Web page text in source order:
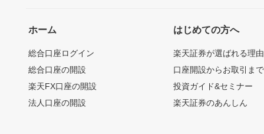
ホーム
総合口座ログイン
総合口座の開設
楽天FX口座の開設
法人口座の開設
はじめての方へ
楽天証券が選ばれる理由
口座開設からお取引ま
投資ガイド&セミナー
楽天証券のあんしん